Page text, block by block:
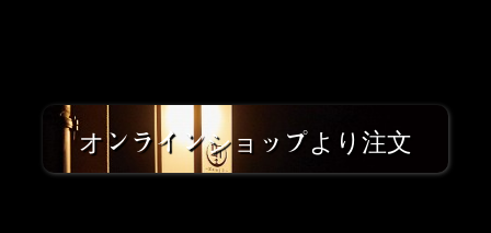
オンラインショップより注文